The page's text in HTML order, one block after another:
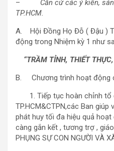
– Căn cứ các ý kiến,
TP.HCM.
A. Hội Đồng Họ Đỗ ( Đậu )
động trong Nhiệm kỳ 1 như
“TRẦM TỈNH, THIẾT
B. Chương trình hoạt động
1. Tiếp tục hoàn chỉnh tổ
TP.HCM&CTPN,các Ban
phát huy tối đa hiệu quả
càng gắn kết , tương trợ ,
PHỤNG SỰ CON NGƯỜI VÀ